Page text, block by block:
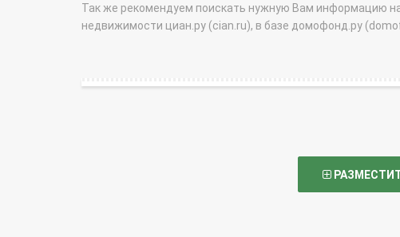
Так же рекомендуем поискать нужную Вам информацию
недвижимости циан.ру (cian.ru), в базе домофонд.ру